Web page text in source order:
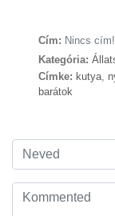
Cím: Nincs cím!
Kategória:
Címke: kutya,
barátok